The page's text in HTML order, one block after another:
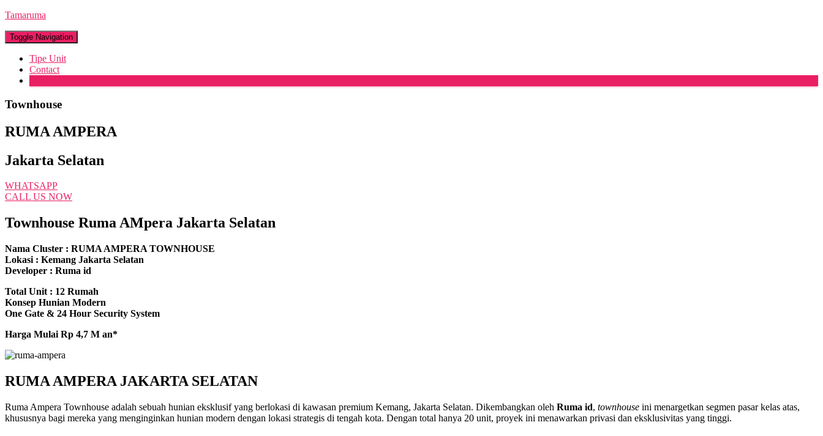
Tamaruma
Toggle Navigation
Tipe Unit
Contact
Townhouse
RUMA AMPERA
Jakarta Selatan
WHATSAPP
CALL US NOW
Townhouse Ruma AMpera Jakarta Selatan
Nama Cluster : RUMA AMPERA TOWNHOUSE
Lokasi : Kemang Jakarta Selatan
Developer : Ruma id
Total Unit : 12 Rumah
Konsep Hunian Modern
One Gate & 24 Hour Security System
Harga Mulai Rp 4,7 M an*
RUMA AMPERA JAKARTA SELATAN
Ruma Ampera Townhouse adalah sebuah hunian eksklusif yang berlokasi di kawasan premium Kemang, Jakarta Selatan. Dikembangkan oleh Ruma id, townhouse ini menargetkan segmen pasar kelas atas,
khususnya bagi mereka yang menginginkan hunian modern dengan lokasi strategis di tengah kota. Dengan total hanya 20 unit, proyek ini menawarkan privasi dan eksklusivitas yang tinggi.